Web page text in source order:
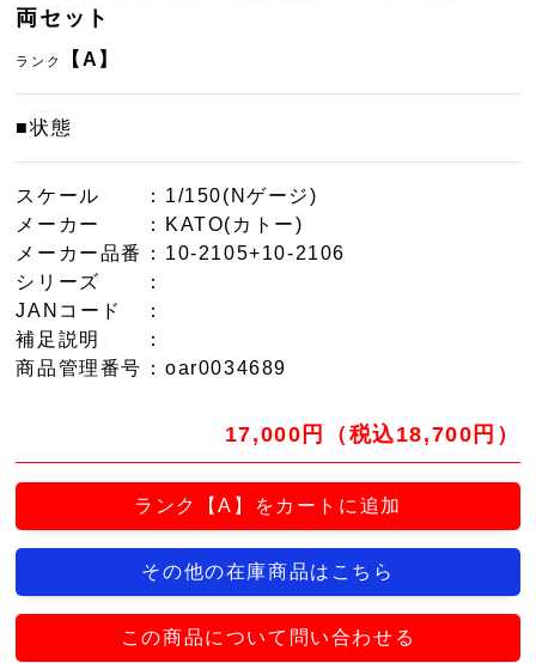
両セット
ランク 【A】
■状態
スケール
：1/150(Nゲージ)
メーカー
：KATO(カトー)
メーカー品番
：10-2105+10-2106
シリーズ
：
JANコード
：
補足説明
：
商品管理番号 ：oar0034689
17,000円（税込18,700円）
ランク【A】をカートに追加
その他の在庫商品はこちら
この商品について問い合わせる